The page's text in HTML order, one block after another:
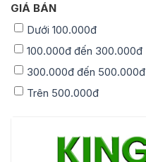
GIÁ BÁN
Dưới 100.000đ
100.000đ đến 300.000đ
300.000đ đến 500.000đ
Trên 500.000đ